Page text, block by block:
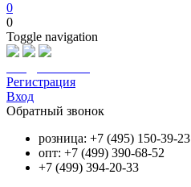
0
0
Toggle navigation
Регистрация
Вход
Обратный звонок
розница: +7 (495) 150-39-23
опт: +7 (499) 390-68-52
+7 (499) 394-20-33